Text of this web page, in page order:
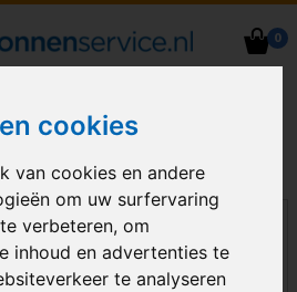
cookies
van cookies en andere
om uw surfervaring
verbeteren, om
inhoud en advertenties te
te analyseren
0